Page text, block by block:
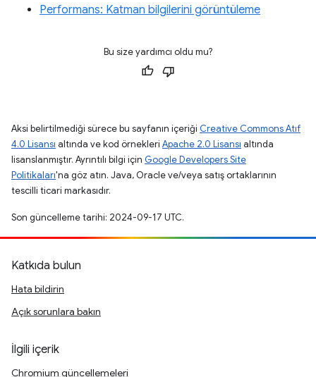
Performans: Katman bilgilerini görüntüleme
Bu size yardımcı oldu mu?
Aksi belirtilmediği sürece bu sayfanın içeriği Creative Commons Atıf
4.0 Lisansı altında ve kod örnekleri Apache 2.0 Lisansı altında
lisanslanmıştır. Ayrıntılı bilgi için Google Developers Site
Politikaları'na göz atın. Java, Oracle ve/veya satış ortaklarının
tescilli ticari markasıdır.
Son güncelleme tarihi: 2024-09-17 UTC.
Katkıda bulun
Hata bildirin
Açık sorunlara bakın
İlgili içerik
Chromium güncellemeleri